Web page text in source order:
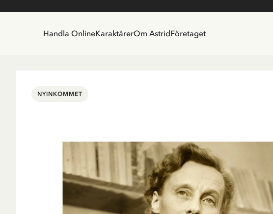
Handla OnlineKaraktärerOm AstridFöretaget
NYINKOMMET